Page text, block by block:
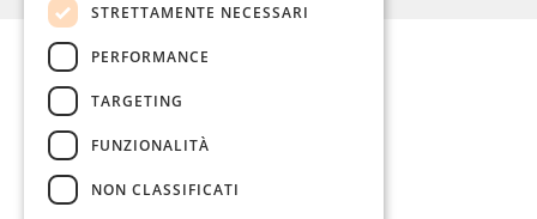
STRETTAMENTE NECESSARI
PERFORMANCE
TARGETING
FUNZIONALITÀ
NON CLASSIFICATI